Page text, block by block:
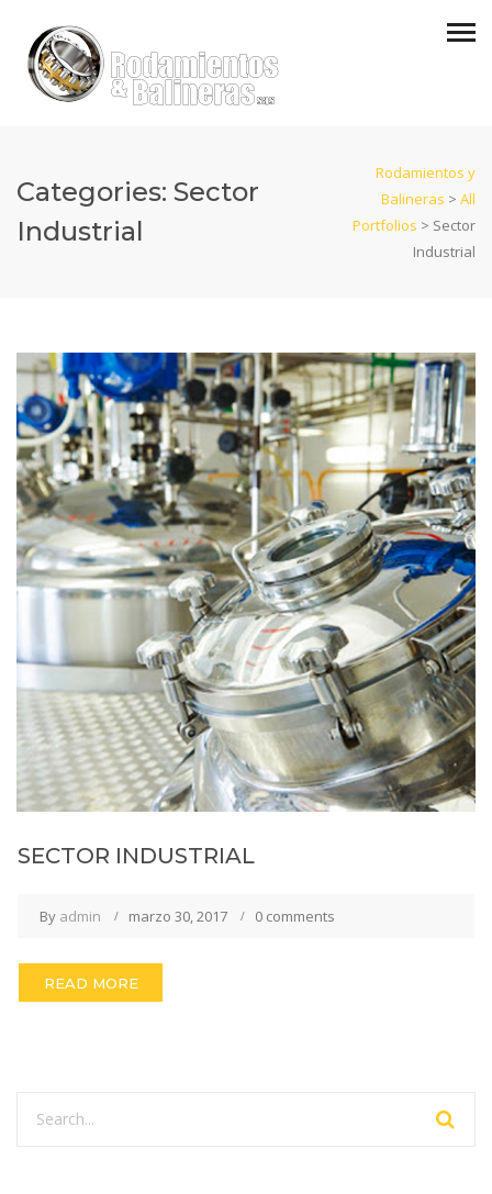
Categories: Sector
Industrial
Rodamientos y
Balineras > All
Portfolios > Sector
Industrial
SECTOR INDUSTRIAL
By admin marzo 30, 2017 0 comments
READ MORE